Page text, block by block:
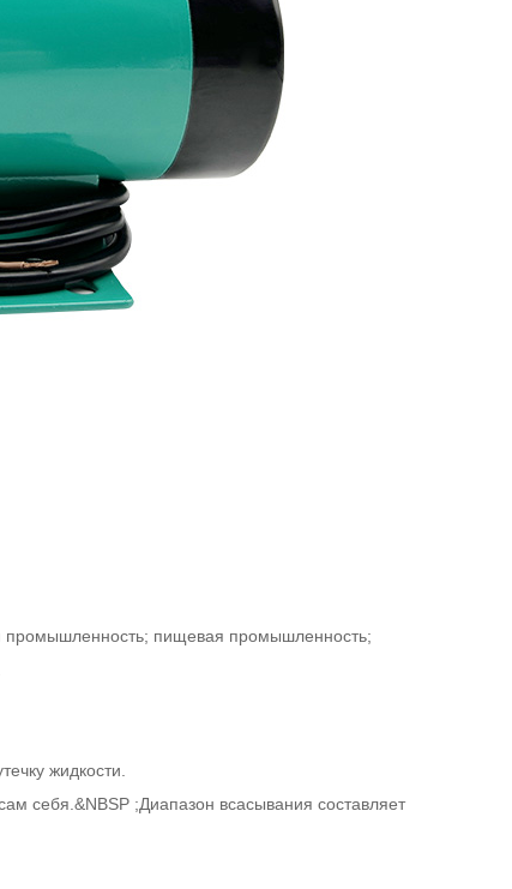
пищевая промышленность;
жидкости.
себя.&NBSP ;Диапазон всасывания составляет